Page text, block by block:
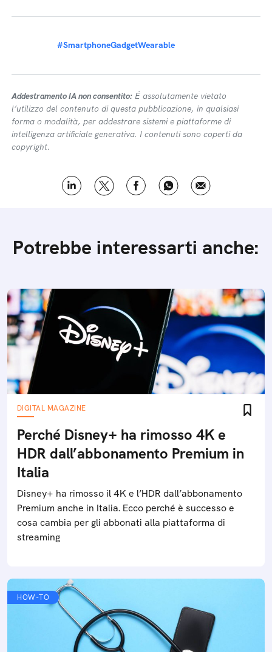
#SmartphoneGadgetWearable
Addestramento IA non consentito: É assolutamente vietato
l’utilizzo del contenuto di questa pubblicazione, in qualsiasi
forma o modalità, per addestrare sistemi e piattaforme di
intelligenza artificiale generativa. I contenuti sono coperti da
copyright.
Potrebbe interessarti anche:
DIGITAL MAGAZINE
Perché Disney+ ha rimosso 4K e
HDR dall’abbonamento Premium in
Italia
Disney+ ha rimosso il 4K e l’HDR dall’abbonamento
Premium anche in Italia. Ecco perché è successo e
cosa cambia per gli abbonati alla piattaforma di
streaming
HOW-TO